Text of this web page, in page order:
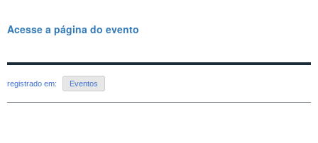
Acesse a página do evento
registrado em: Eventos